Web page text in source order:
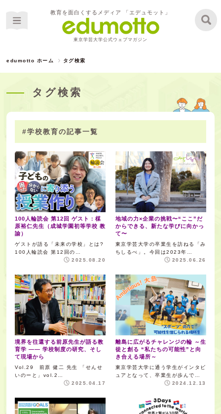
教育を面白くするメディア 「エデュモット」
東京学芸大学公式ウェブマガジン
edumotto ホーム タグ検索
タグ検索
#学校教育の記事一覧
100人輪読会 第12回 ゲスト：楳
原裕仁先生（成城学園初等学校 教
諭）
ゲストが語る「未来の学校」とは?
100人輪読会 第12回の…
2025.08.20
地域の力×企業の挑戦〜“ここ”だ
からできる、新たな学びに向かっ
て〜
東京学芸大学の卒業生を訪ねる「み
ちしるべ」。今回は2023年…
2025.06.26
境界を往還する前原先生が語る教
育学 —— 学校制度の研究、そし
て現場から
Vol.29 前原 健二 先生 「せんせ
いのーと」vol.2…
2025.04.17
離島に広がるチャレンジの輪 ～生
徒と創る “私たちの可能性”と向
き合える場所～
東京学芸大学に通う学生がインタビ
ュアとなって、卒業生が歩んで…
2024.12.13